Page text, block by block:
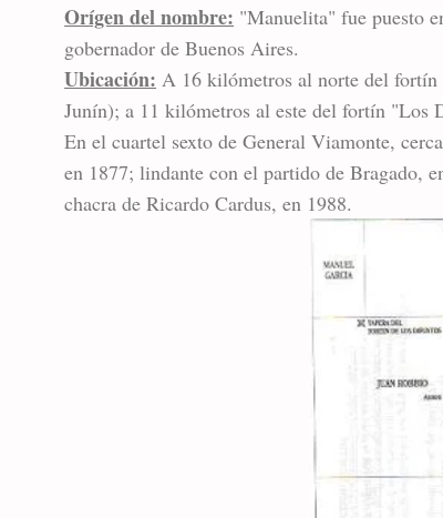
Orígen del nombre: "Manuelita" fue puesto
gobernador de Buenos Aires.
Ubicación: A 16 kilómetros al norte del
Junín); a 11 kilómetros al este del fortín "Los
En el cuartel sexto de General Viamonte,
en 1877; lindante con el partido de Bragado,
chacra de Ricardo Cardus, en 1988.